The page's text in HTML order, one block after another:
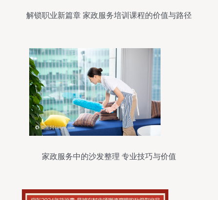
解锁职业新篇章 家政服务培训课程的价值与路径
家政服务中的沙发整理 专业技巧与价值